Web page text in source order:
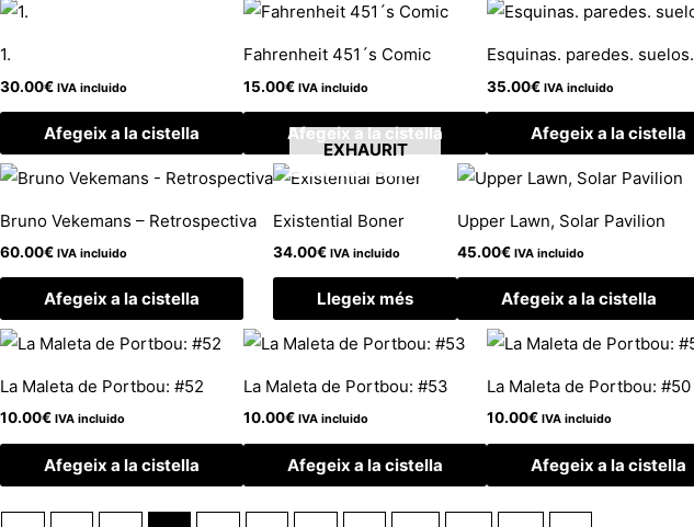
1.
30.00€ IVA incluido
Afegeix a la cistella
Fahrenheit 451´s Comic
15.00€ IVA incluido
Afegeix a la cistella
Esquinas. paredes. suelos.
35.00€ IVA incluido
Afegeix a la cistella
Bruno Vekemans – Retrospectiva
60.00€ IVA incluido
Afegeix a la cistella
EXHAURIT
Existential Boner
34.00€ IVA incluido
Llegeix més
Upper Lawn, Solar Pavilion
45.00€ IVA incluido
Afegeix a la cistella
La Maleta de Portbou: #52
10.00€ IVA incluido
Afegeix a la cistella
La Maleta de Portbou: #53
10.00€ IVA incluido
Afegeix a la cistella
La Maleta de Portbou: #50
10.00€ IVA incluido
Afegeix a la cistella